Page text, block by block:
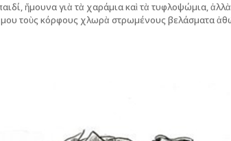
ἤμουνα γιὰ τὰ χαράμια καὶ τὰ τυφλοψώμια, ἀλλὰ
τοὺς κόρφους χλωρὰ στρωμένους βελάσματα